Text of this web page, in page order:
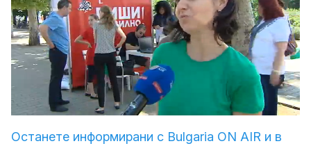
Unmute Loaded:
30.07%
Останете информирани с Bulgaria ON AIR и в